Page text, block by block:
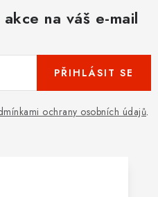
na váš e-mail
ochrany osobních údajů.
PŘIHLÁSIT SE